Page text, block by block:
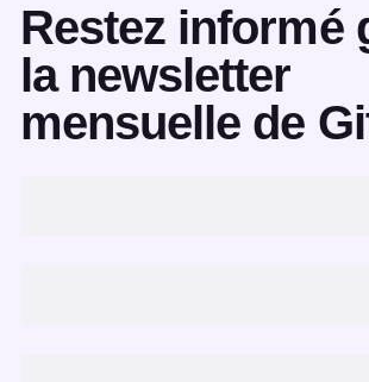
Restez informé
la newsletter
mensuelle de